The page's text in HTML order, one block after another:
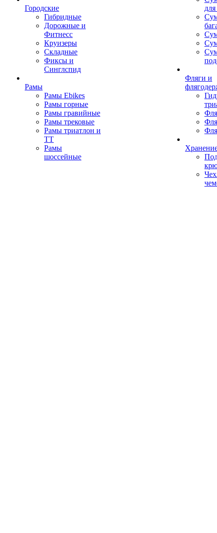
Городские
Гибридные
Дорожные и
Фитнесс
Круизеры
Складные
Фиксы и
Синглспид
Рамы
Рамы Ebikes
Рамы горные
Рамы гравийные
Рамы трековые
Рамы триатлон и
ТТ
Рамы
шоссейные
Фляги и